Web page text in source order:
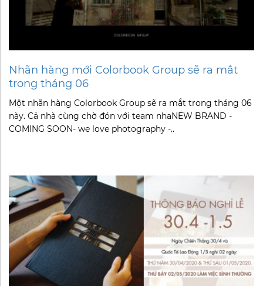
Nhãn hàng mới Colorbook Group sẽ ra mắt
trong tháng 06
Một nhãn hàng Colorbook Group sẽ ra mắt trong tháng 06
này. Cả nhà cùng chờ đón với team nhaNEW BRAND -
COMING SOON- we love photography -..